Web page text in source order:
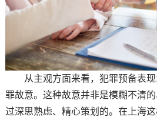
从主观方面来看，犯罪预备表现
罪故意。这种故意并非是模糊不清
过深思熟虑、精心策划的。在上海这